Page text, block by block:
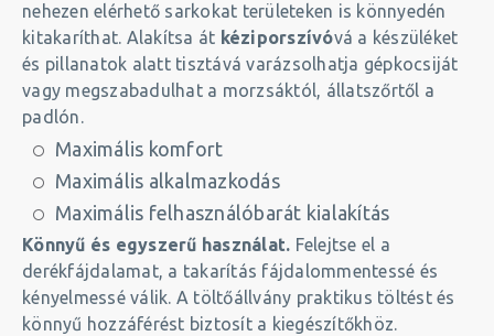
nehezen elérhető sarkokat területeken is könnyedén
kitakaríthat. Alakítsa át kéziporszívóvá a készüléket
és pillanatok alatt tisztává varázsolhatja gépkocsiját
vagy megszabadulhat a morzsáktól, állatszőrtől a
padlón.
Maximális komfort
Maximális alkalmazkodás
Maximális felhasználóbarát kialakítás
Könnyű és egyszerű használat. Felejtse el a
derékfájdalamat, a takarítás fájdalommentessé és
kényelmessé válik. A töltőállvány praktikus töltést és
könnyű hozzáférést biztosít a kiegészítőkhöz.